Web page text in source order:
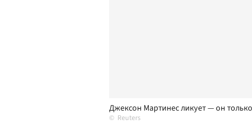
Джексон Мартинес ликует — он
Reuters